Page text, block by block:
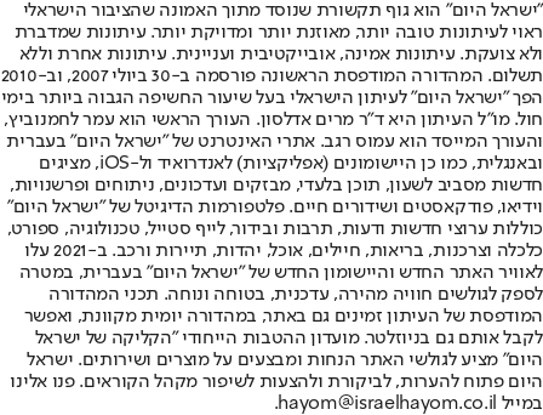
"ישראל היום" הוא גוף תקשורת שנוסד מתוך האמונה שהציבור הישראלי
ראוי לעיתונות טובה יותר, מאוזנת יותר ומדויקת יותר. עיתונות שמדברת
ולא צועקת. עיתונות אמינה, אובייקטיבית ועניינית. עיתונות אחרת וללא
תשלום. המהדורה המודפסת הראשונה פורסמה ב-30 ביולי 2007, וב-2010
הפך "ישראל היום" לעיתון הישראלי בעל שיעור החשיפה הגבוה ביותר בימי
חול. מו"ל העיתון היא ד"ר מרים אדלסון. העורך הראשי הוא עמר לחמנוביץ,
והעורך המייסד הוא עמוס רגב. אתרי האינטרנט של "ישראל היום" בעברית
ובאנגלית, כמו כן היישומונים (אפליקציות) לאנדרואיד ול-iOS, מציגים
חדשות מסביב לשעון, תוכן בלעדי, מבזקים ועדכונים, ניתוחים ופרשנויות,
וידיאו, פודקאסטים ושידורים חיים. פלטפורמות הדיגיטל של "ישראל היום"
כוללות ערוצי חדשות ודעות, תרבות ובידור, לייף סטייל, טכנולוגיה, ספורט,
כלכלה וצרכנות, בריאות, חיילים, אוכל, יהדות, תיירות ורכב. ב-2021 עלו
לאוויר האתר החדש והיישומון החדש של "ישראל היום" בעברית, במטרה
לספק לגולשים חוויה מהירה, עדכנית, בטוחה ונוחה. תכני המהדורה
המודפסת של העיתון זמינים גם באתר, במהדורה יומית מקוונת, ואפשר
לקבל אותם גם בניוזלטר. מועדון ההטבות הייחודי "הקליקה של ישראל
היום" מציע לגולשי האתר הנחות ומבצעים על מוצרים ושירותים. ישראל
היום פתוח להערות, לביקורת ולהצעות לשיפור מקהל הקוראים. פנו אלינו
במייל hayom@israelhayom.co.il.